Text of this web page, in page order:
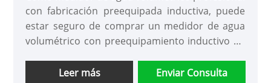
con fabricación preequipada inductiva, puede
estar seguro de comprar un medidor de agua
volumétrico con preequipamiento inductivo de
servicio postventa y entrega oportuna.
Leer más Enviar Consulta